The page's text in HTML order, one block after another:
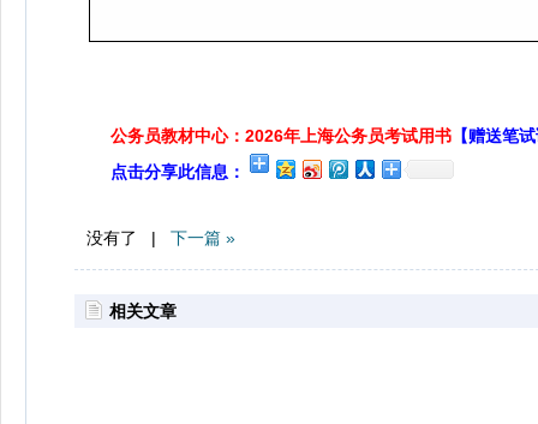
公务员教材中心：2026年上海公务员考试用书 【赠送笔
点击分享此信息：
没有了 | 下一篇 »
相关文章